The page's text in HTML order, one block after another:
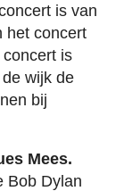
is van
het concert
is
wijk de
bij
Mees.
Bob Dylan